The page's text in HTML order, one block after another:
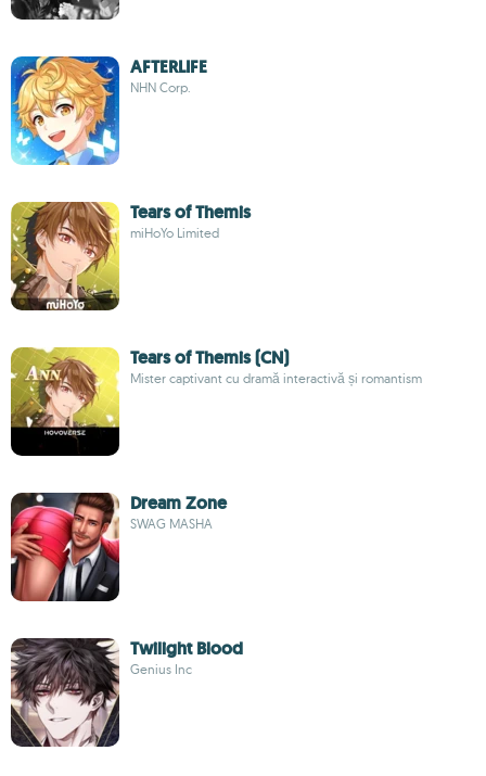
AFTERLIFE
NHN Corp.
Tears of Themis
miHoYo Limited
Tears of Themis (CN)
Mister captivant cu dramă interactivă și romantism
Dream Zone
SWAG MASHA
Twilight Blood
Genius Inc